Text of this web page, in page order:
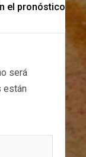
el pronóstico
será
están